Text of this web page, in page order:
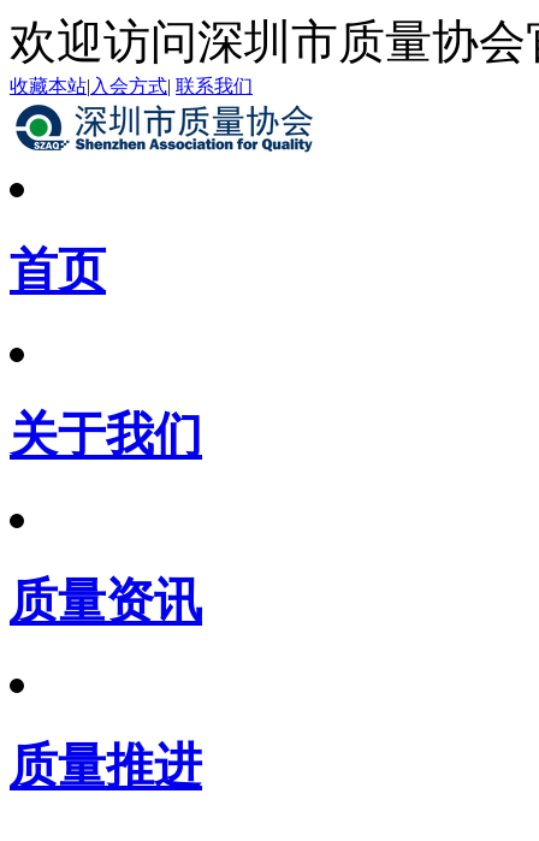
欢迎访问深圳市质量协会
收藏本站| 入会方式| 联系我们
首页
关于我们
质量资讯
质量推进